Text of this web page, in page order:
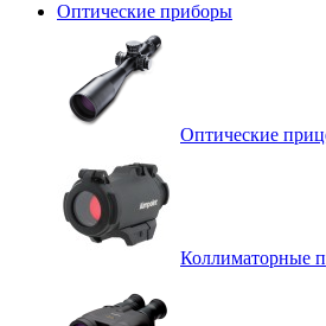
Оптические приборы
Оптические
Коллиматорные